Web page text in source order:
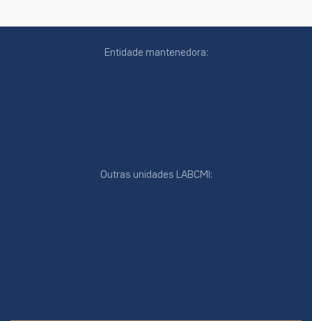
Entidade mantenedora:
Outras unidades LABCMI: